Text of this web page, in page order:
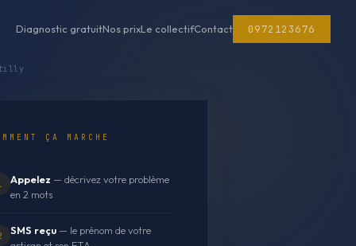
Diagnostic gratuitNos prixLe collectifContact 0972123676
ÇA MARCHE
Appelez — décrivez votre problème
en 2 mots
SMS reçu — le prénom de votre